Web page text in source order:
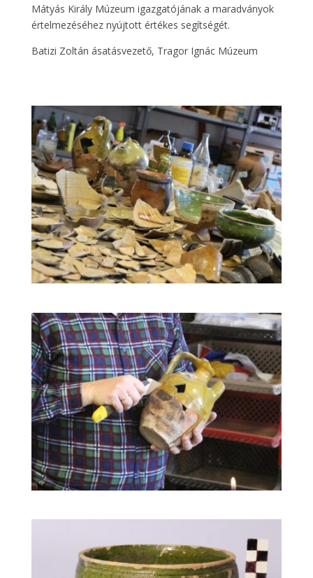
Mátyás Király Múzeum igazgatójának a maradványok
értelmezéséhez nyújtott értékes segítségét.
Batizi Zoltán ásatásvezető, Tragor Ignác Múzeum